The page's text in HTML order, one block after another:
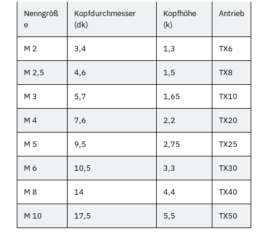
Nenngröß
e
Kopfdurchmesser
(dk)
Kopfhöhe
(k)
Antrieb
M 2 3,4 1,3 TX6
M 2,5 4,6 1,5 TX8
M 3 5,7 1,65 TX10
M 4 7,6 2,2 TX20
M 5 9,5 2,75 TX25
M 6 10,5 3,3 TX30
M 8 14 4,4 TX40
M 10 17,5 5,5 TX50